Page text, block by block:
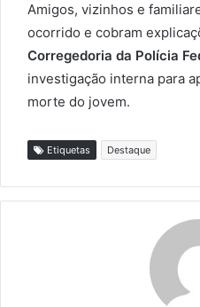
Amigos, vizinhos e
ocorrido e cobram
Corregedoria da Polícia
investigação interna para
morte do jovem.
Etiquetas Destaque